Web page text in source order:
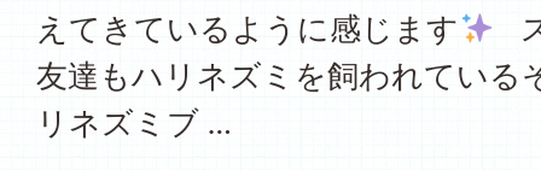
えてきているように感じます
友達もハリネズミを飼われてい
リネズミブ …